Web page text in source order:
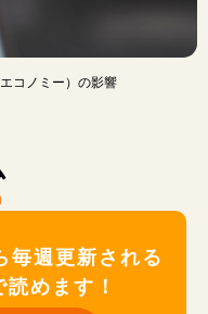
コノミー）の影響
週更新される
めます！